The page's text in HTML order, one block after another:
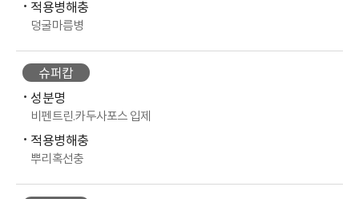
적용병해충
덩굴마름병
슈퍼캅
성분명
비펜트린.카두사포스 입제
적용병해충
뿌리혹선충